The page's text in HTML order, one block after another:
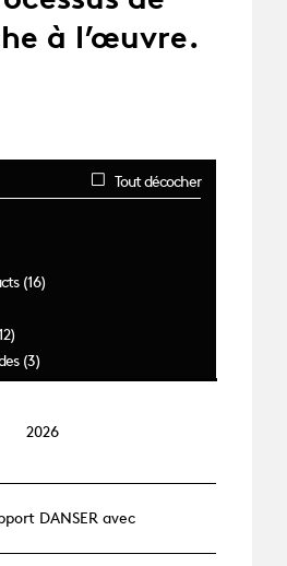
à l’œuvre.
Tout décocher
(16)
(3)
2026
DANSER avec